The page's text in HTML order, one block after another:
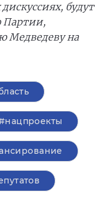
будут
Партии,
Медведеву на